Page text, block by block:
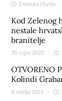
2 minuta čitanja
Kod Zelenog
nestale
branitelje
30. rujna 2023.
OTVORENO
Kolindi
4. srpnja 2023.